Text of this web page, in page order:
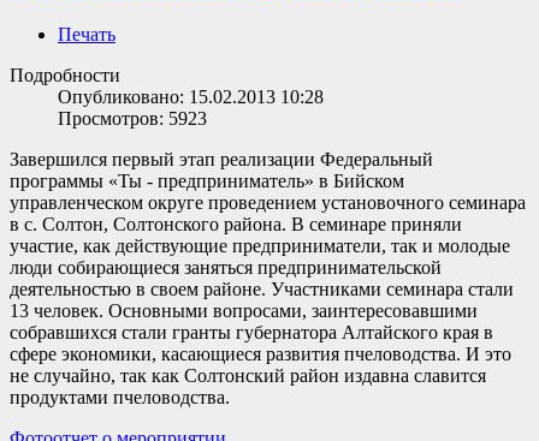
Печать
Подробности
Опубликовано: 15.02.2013 10:28
Просмотров: 5923
Завершился первый этап реализации Федеральный
программы «Ты - предприниматель» в Бийском
управленческом округе проведением установочного семинара
в с. Солтон, Солтонского района. В семинаре приняли
участие, как действующие предприниматели, так и молодые
люди собирающиеся заняться предпринимательской
деятельностью в своем районе. Участниками семинара стали
13 человек. Основными вопросами, заинтересовавшими
собравшихся стали гранты губернатора Алтайского края в
сфере экономики, касающиеся развития пчеловодства. И это
не случайно, так как Солтонский район издавна славится
продуктами пчеловодства.